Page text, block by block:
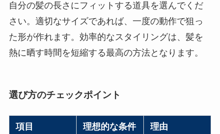
自分の髪の長さにフィットする道具を選んでくだ
さい。適切なサイズであれば、一度の動作で狙っ
た形が作れます。効率的なスタイリングは、髪を
熱に晒す時間を短縮する最高の方法となります。
選び方のチェックポイント
項目 理想的な条件 理由